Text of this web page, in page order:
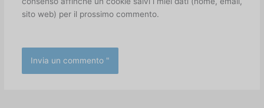
sito web) per il prossimo commento.